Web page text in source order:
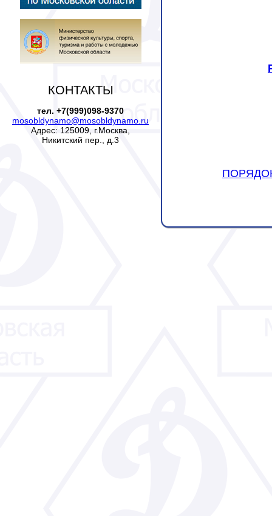
КОНТАКТЫ
тел. +7(999)098-9370
mosobldynamo@mosobldynamo.ru
Адрес: 125009, г.Москва,
Никитский пер., д.3